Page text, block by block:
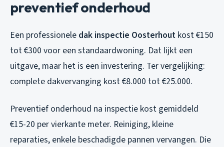
preventief onderhoud
Een professionele dak inspectie Oosterhout kost €150
tot €300 voor een standaardwoning. Dat lijkt een
uitgave, maar het is een investering. Ter vergelijking:
complete dakvervanging kost €8.000 tot €25.000.
Preventief onderhoud na inspectie kost gemiddeld
€15-20 per vierkante meter. Reiniging, kleine
reparaties, enkele beschadigde pannen vervangen. Die